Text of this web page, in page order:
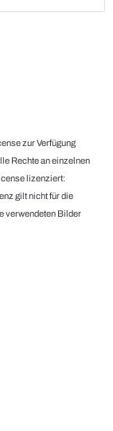
zur Verfügung
Rechte an einzelnen
lizenziert:
gilt nicht für die
verwendeten Bilder